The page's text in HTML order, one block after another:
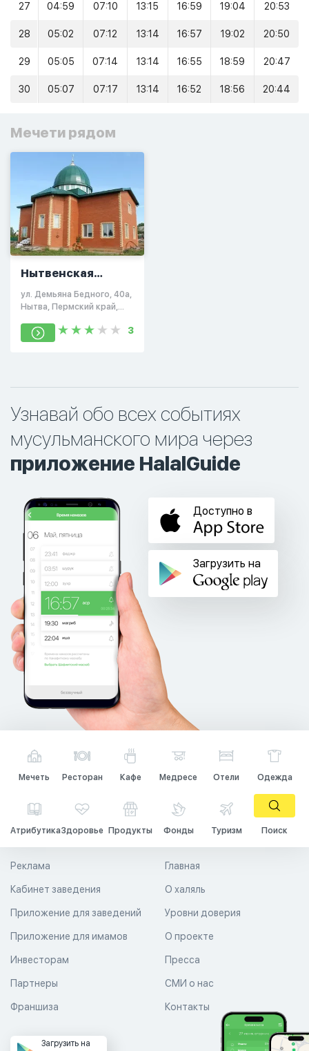
27 04:59 07:10 13:15 16:59 19:04 20:53
28 05:02 07:12 13:14 16:57 19:02 20:50
29 05:05 07:14 13:14 16:55 18:59 20:47
30 05:07 07:17 13:14 16:52 18:56 20:44
Мечети рядом
Нытвенская
соборная мечеть
ул. Демьяна Бедного, 40а,
Нытва, Пермский край,
3
Узнавай обо всех событиях
мусульманского мира через
приложение HalalGuide
Доступно в
Загрузить на
Мечеть Ресторан Кафе Медресе Отели Одежда
АтрибутикаЗдоровье Продукты Фонды Туризм Поиск
Главная
О халяль
Уровни доверия
Реклама
Кабинет заведения
Приложение для заведений
Приложение для имамов О проекте
Пресса
СМИ о нас
Контакты
Инвесторам
Партнеры
Франшиза
Загрузить на